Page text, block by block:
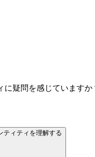
に疑問を感じています
ティティを理解する